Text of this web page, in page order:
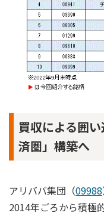
買収による囲
済圏」構築へ
アリババ集団（09988
2014年ごろから積極